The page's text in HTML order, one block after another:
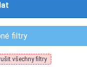
filtry
všechny filtry